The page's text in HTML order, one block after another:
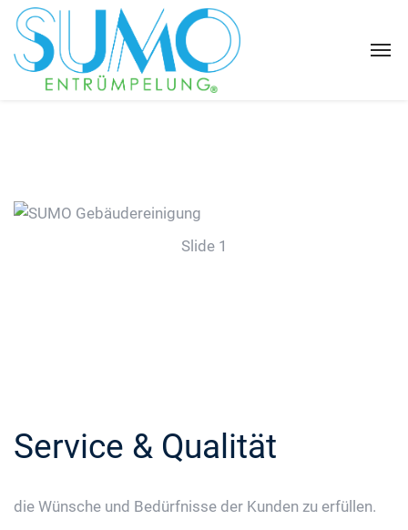
Slide 1
Service & Qualität
die Wünsche und Bedürfnisse der Kunden zu erfüllen.